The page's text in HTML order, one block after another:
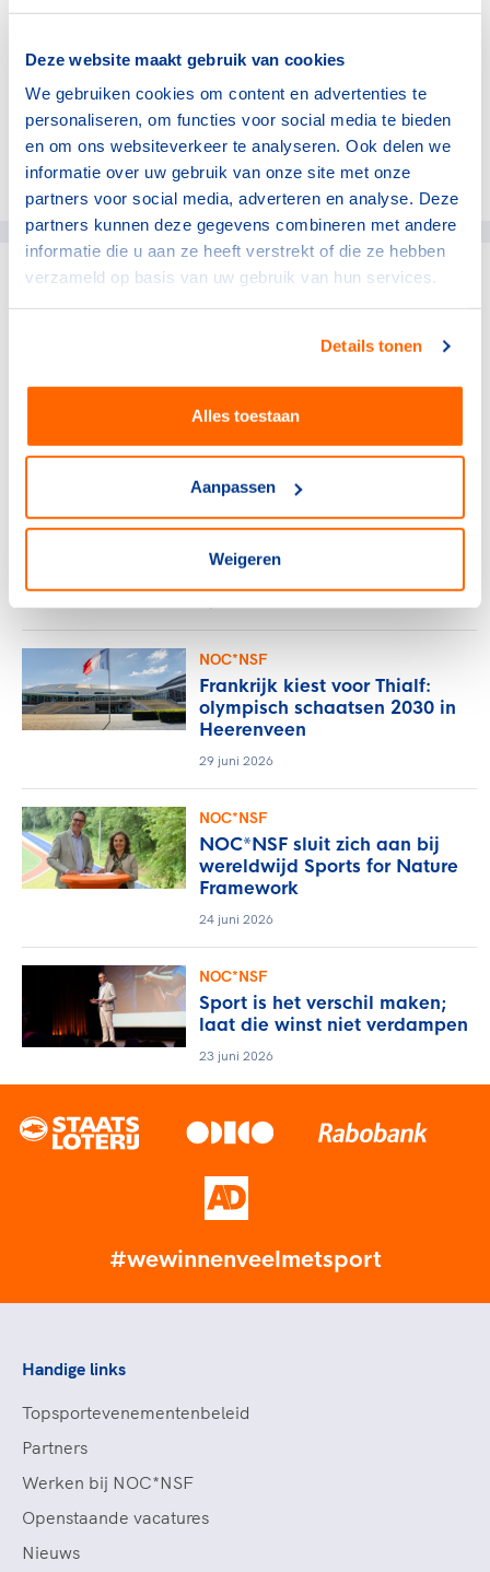
Deze website maakt gebruik van cookies
We gebruiken cookies om content en advertenties te
personaliseren, om functies voor social media te bieden
en om ons websiteverkeer te analyseren. Ook delen we
informatie over uw gebruik van onze site met onze
partners voor social media, adverteren en analyse. Deze
partners kunnen deze gegevens combineren met andere
informatie die u aan ze heeft verstrekt of die ze hebben
verzameld op basis van uw gebruik van hun services.
Details tonen
Alles toestaan
Aanpassen
Weigeren
de volgende ondernemer die de club op deze manier
wil ondersteunen. "Zo kunnen we toch iets terugdoen,
voor onze leden en onze lokale ondernemers!"
Deel dit artikel op social media:
Verlos het midden- en
kleinbedrijf van de rekening
NOC*NSF
Sport en bewegen als basis
voor een sterke provincie
NOC*NSF
Frankrijk kiest voor Thialf:
olympisch schaatsen 2030 in
Heerenveen
29 juni 2026
NOC*NSF
NOC*NSF sluit zich aan bij
wereldwijd Sports for Nature
Framework
24 juni 2026
NOC*NSF
Sport is het verschil maken;
laat die winst niet verdampen
23 juni 2026
#wewinnenveelmetsport
Handige links
Topsportevenementenbeleid
Partners
Werken bij NOC*NSF
Openstaande vacatures
Nieuws